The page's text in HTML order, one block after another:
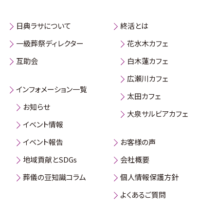
日典ラサについて
一級葬祭ディレクター
互助会
インフォメーション一覧
お知らせ
イベント情報
イベント報告
地域貢献とSDGs
葬儀の豆知識コラム
終活とは
花水木カフェ
白木蓮カフェ
広瀬川カフェ
太田カフェ
大泉サルビアカフェ
お客様の声
会社概要
個人情報保護方針
よくあるご質問